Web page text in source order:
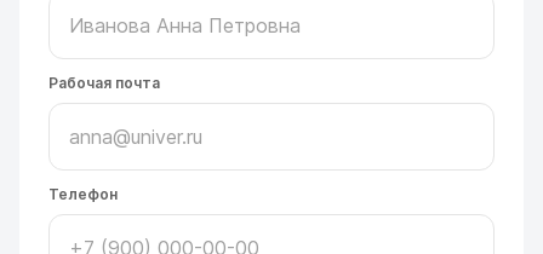
Рабочая почта
Телефон